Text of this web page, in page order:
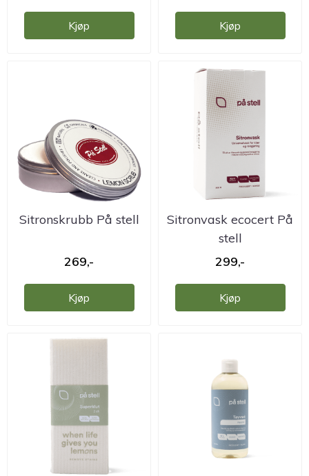
Kjøp Kjøp
Sitronskrubb På stell
269,-
Kjøp
Sitronvask ecocert På
stell
299,-
Kjøp